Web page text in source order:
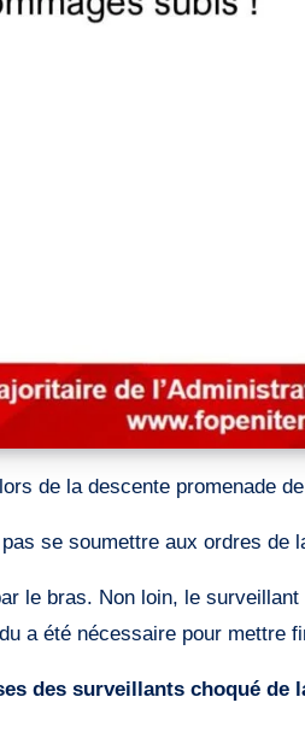
lors de la descente promenade
pas se soumettre aux ordres
le bras. Non loin, le
a été nécessaire pour mettre
des surveillants choqué